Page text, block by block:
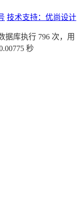
技术支持：优尚设计
据库执行 796 次，用
秒